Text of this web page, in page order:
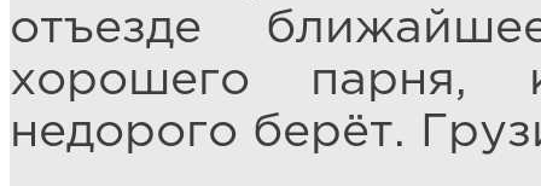
отъезде
хорошего парня,
недорого берёт.